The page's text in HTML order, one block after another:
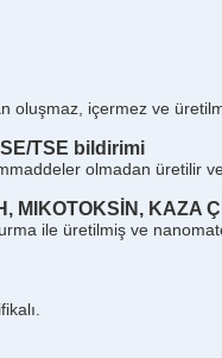
oluşmaz, içermez ve
TSE bildirimi
olmadan üretilir
MIKOTOKSİN, KAZA
ile üretilmiş ve